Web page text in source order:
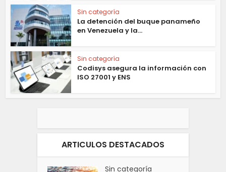
Sin categoría
La detención del buque panameño
en Venezuela y la...
Sin categoría
Codisys asegura la información con
ISO 27001 y ENS
ARTICULOS DESTACADOS
Sin categoría